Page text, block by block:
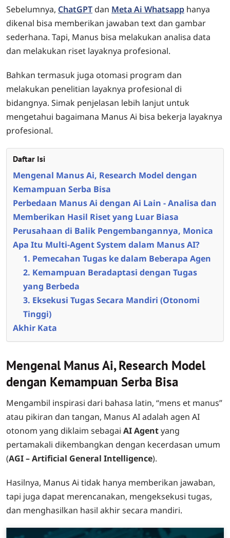
Sebelumnya, ChatGPT dan Meta Ai Whatsapp hanya
dikenal bisa memberikan jawaban text dan gambar
sederhana. Tapi, Manus bisa melakukan analisa data
dan melakukan riset layaknya profesional.
Bahkan termasuk juga otomasi program dan
melakukan penelitian layaknya profesional di
bidangnya. Simak penjelasan lebih lanjut untuk
mengetahui bagaimana Manus Ai bisa bekerja layaknya
profesional.
Daftar Isi
Mengenal Manus Ai, Research Model dengan
Kemampuan Serba Bisa
Perbedaan Manus Ai dengan Ai Lain - Analisa dan
Memberikan Hasil Riset yang Luar Biasa
Perusahaan di Balik Pengembangannya, Monica
Apa Itu Multi-Agent System dalam Manus AI?
1. Pemecahan Tugas ke dalam Beberapa Agen
2. Kemampuan Beradaptasi dengan Tugas
yang Berbeda
3. Eksekusi Tugas Secara Mandiri (Otonomi
Tinggi)
Akhir Kata
Mengenal Manus Ai, Research Model
dengan Kemampuan Serba Bisa
Mengambil inspirasi dari bahasa latin, “mens et manus”
atau pikiran dan tangan, Manus AI adalah agen AI
otonom yang diklaim sebagai AI Agentyang
pertamakali dikembangkan dengan kecerdasan umum
(AGI – Artificial General Intelligence).
Hasilnya, Manus Ai tidak hanya memberikan jawaban,
tapi juga dapat merencanakan, mengeksekusi tugas,
dan menghasilkan hasil akhir secara mandiri.